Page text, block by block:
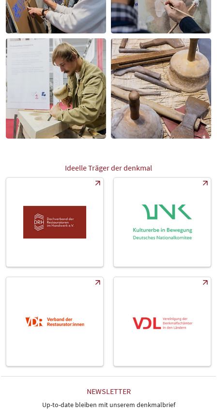
Ideelle Träger der denkmal
NEWSLETTER
Up-to-date bleiben mit unserem denkmalbrief